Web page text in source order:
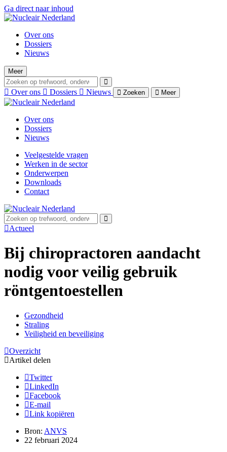
Ga direct naar inhoud
Over ons
Dossiers
Nieuws
Meer
Over ons Dossiers Nieuws Zoeken Meer
Over ons
Dossiers
Nieuws
Veelgestelde vragen
Werken in de sector
Onderwerpen
Downloads
Contact
Actueel
Bij chiropractoren aandacht
nodig voor veilig gebruik
röntgentoestellen
Gezondheid
Straling
Veiligheid en beveiliging
Overzicht
Artikel delen
Twitter
LinkedIn
Facebook
E-mail
Link kopiëren
Bron: ANVS
22 februari 2024